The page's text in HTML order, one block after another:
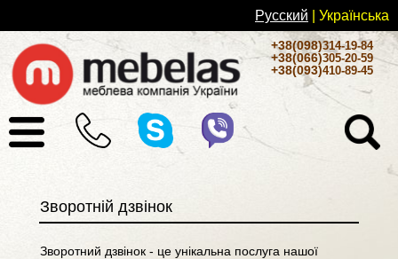
Русский | Українськa
+38(098)314-19-84
+38(066)305-20-59
+38(093)410-89-45
Зворотній дзвінок
Зворотний дзвінок - це унікальна послуга нашої